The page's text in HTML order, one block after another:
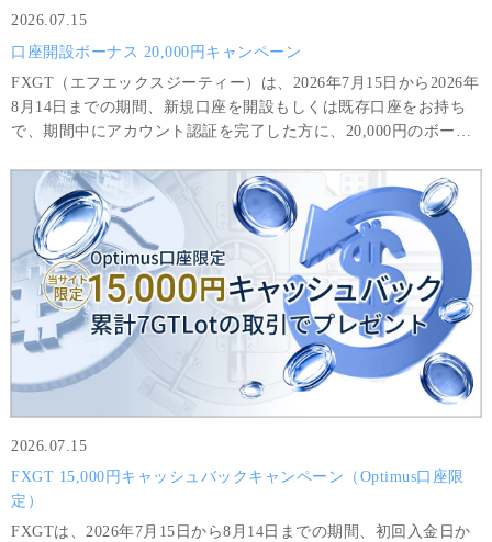
2026.07.15
口座開設ボーナス 20,000円キャンペーン
FXGT（エフエックスジーティー）は、2026年7月15日から2026年
8月14日までの期間、新規口座を開設もしくは既存口座をお持ち
で、期間中にアカウント認証を完了した方に、20,000円のボーナ
は、8GTLot（＝800,000 USD相当額）以上の取引と最低8回の取
引を完了した場合に限り出金可能です。
2026.07.15
FXGT 15,000円キャッシュバックキャンペーン（Optimus口座限
定）
FXGTは、2026年7月15日から8月14日までの期間、初回入金日か